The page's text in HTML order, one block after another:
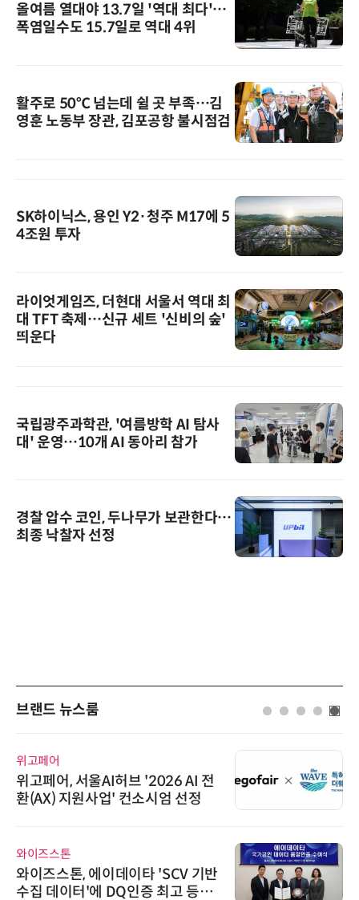
올여름 열대야 13.7일 '역대 최다'…
폭염일수도 15.7일로 역대 4위
활주로 50℃ 넘는데 쉴 곳 부족…김
영훈 노동부 장관, 김포공항 불시점검
SK하이닉스, 용인 Y2·청주 M17에 5
4조원 투자
라이엇게임즈, 더현대 서울서 역대 최
대 TFT 축제…신규 세트 '신비의 숲'
띄운다
국립광주과학관, '여름방학 AI 탐사
대' 운영…10개 AI 동아리 참가
경찰 압수 코인, 두나무가 보관한다…
최종 낙찰자 선정
브랜드 뉴스룸
위고페어
위고페어, 서울AI허브 '2026 AI 전
환(AX) 지원사업' 컨소시엄 선정
와이즈스톤
와이즈스톤, 에이데이타 'SCV 기반
수집 데이터'에 DQ인증 최고 등급